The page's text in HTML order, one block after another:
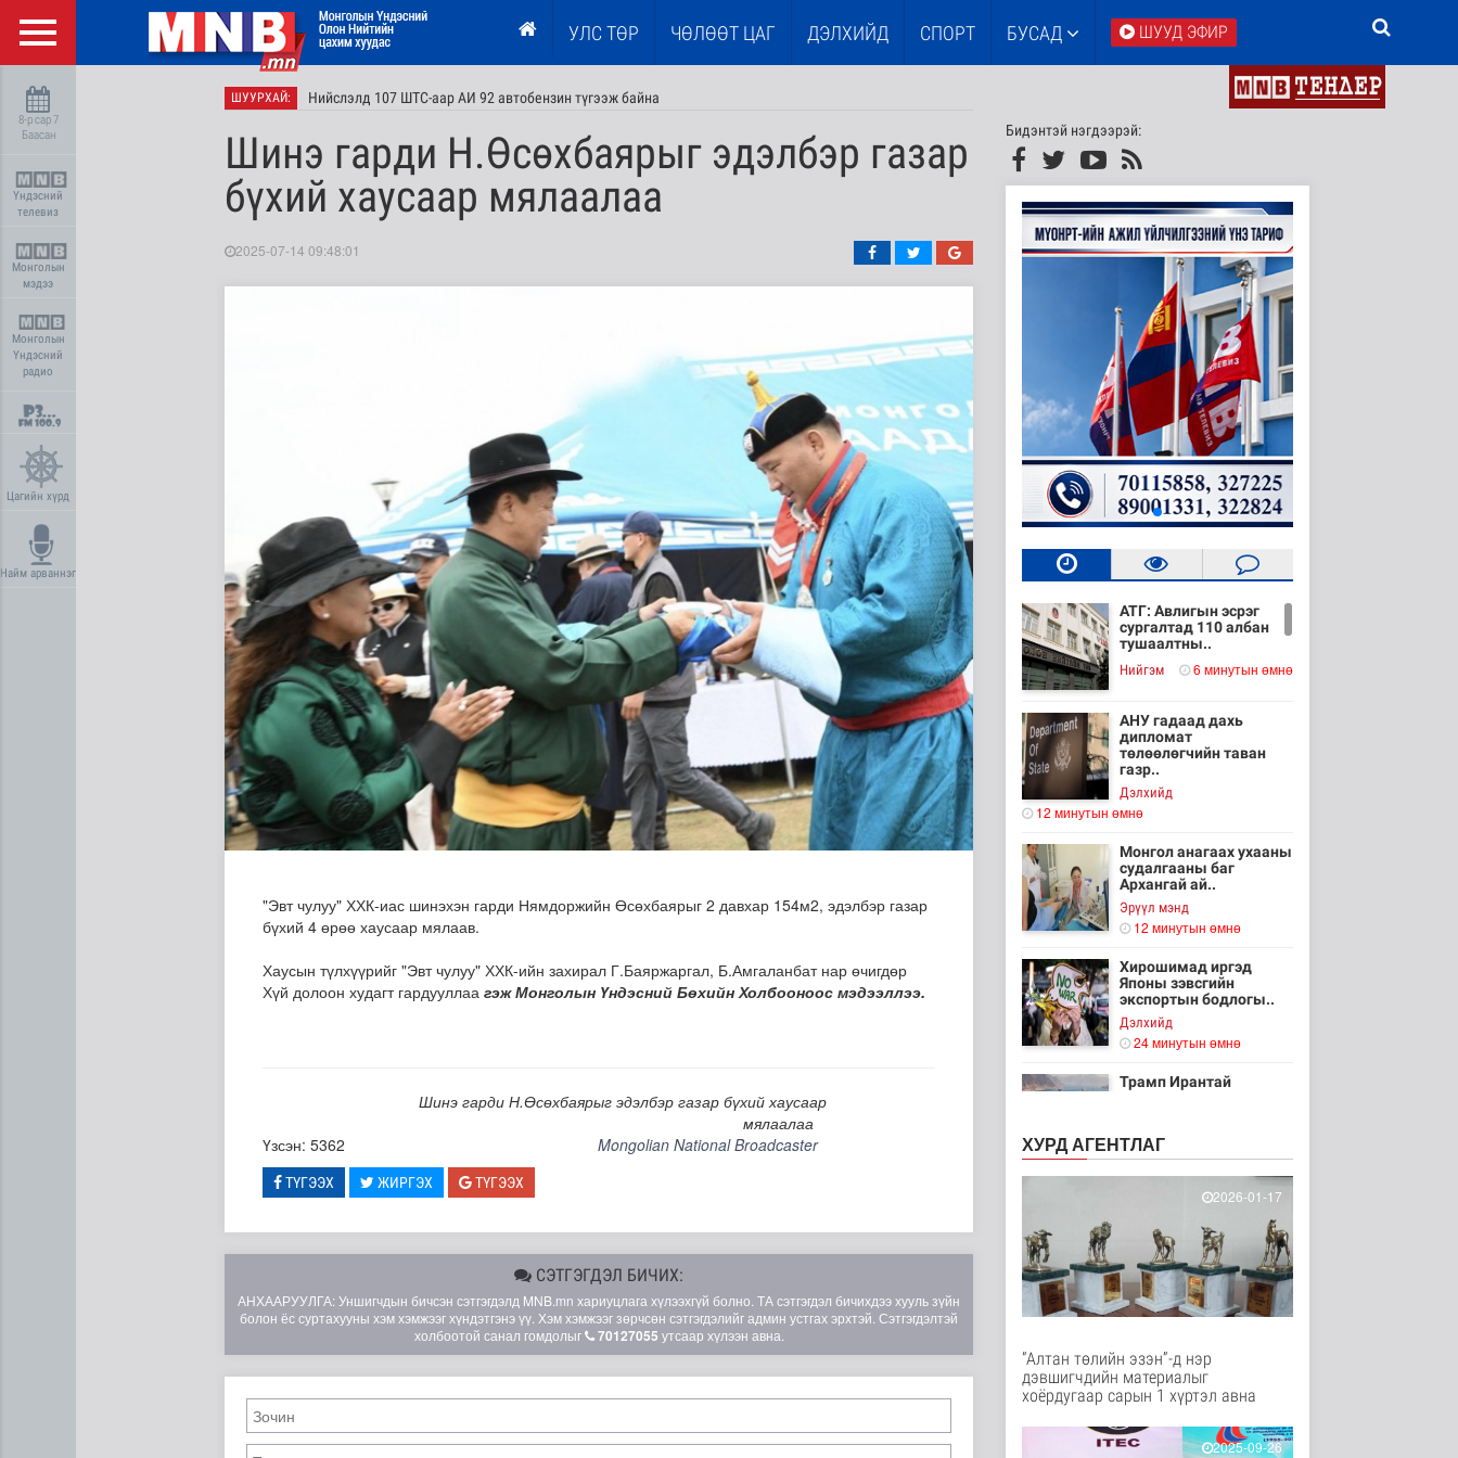
УЛС ТӨР ЧӨЛӨӨТ ЦАГ ДЭЛХИЙД СПОРТ БУСАД ШУУД ЭФИР
8-р сар 7
Баасан
Үндэсний
телевиз
Монголын
мэдээ
Монголын
Үндэсний
радио
Цагийн хүрд
Найм арваннэг
ШУУРХАЙ: Нийслэлд 107 ШТС-аар АИ 92 автобензин түгээж байна
Олон улсын туршлага судлах сургалт, дадлагад 14 алба хаагч хамрагдаж байна
Шинэ гарди Н.Өсөхбаярыг эдэлбэр газар
бүхий хаусаар мялаалаа
2025-07-14 09:48:01
"Эвт чулуу" ХХК-иас шинэхэн гарди Нямдоржийн Өсөхбаярыг 2 давхар 154м2, эдэлбэр газар
бүхий 4 өрөө хаусаар мялаав.
Хаусын түлхүүрийг "Эвт чулуу" ХХК-ийн захирал Г.Баяржаргал, Б.Амгаланбат нар өчигдөр
Хүй долоон худагт гардууллаа гэж Монголын Үндэсний Бөхийн Холбооноос мэдээллээ.
Шинэ гарди Н.Өсөхбаярыг эдэлбэр газар бүхий хаусаар
мялаалаа
Үзсэн: 5362
Mongolian National Broadcaster
ТҮГЭЭХ ЖИРГЭХ ТҮГЭЭХ
СЭТГЭГДЭЛ БИЧИХ:
АНХААРУУЛГА: Уншигчдын бичсэн сэтгэгдэлд MNB.mn хариуцлага хүлээхгүй болно. ТА сэтгэгдэл бичихдээ хууль зүйн
болон ёс суртахууны хэм хэмжээг хүндэтгэнэ үү. Хэм хэмжээг зөрчсөн сэтгэгдэлийг админ устгах эрхтэй. Сэтгэгдэлтэй
холбоотой санал гомдолыг
70127055 утсаар хүлээн авна.
Бидэнтэй нэгдээрэй:
АТГ: Авлигын эсрэг
сургалтад 110 албан
тушаалтны..
Нийгэм 6 минутын өмнө
АНУ гадаад дахь
дипломат
төлөөлөгчийн таван
газр..
Дэлхийд
12 минутын өмнө
Монгол анагаах ухааны
судалгааны баг
Архангай ай..
Эрүүл мэнд
12 минутын өмнө
Хирошимад иргэд
Японы зэвсгийн
экспортын бодлогы..
Дэлхийд
24 минутын өмнө
Трамп Ирантай
Дэлхийд
33 минутын өмнө
Европ даяар хэт халалт
Дэлхийд
41 минутын өмнө
Голууд үертэй байна
1 цаг 59 минутын өмнө
АИ 92 автобензин
түгээж байна
ХУРД АГЕНТЛАГ
2026-01-17
“Алтан төлийн эзэн”-д нэр
дэвшигчдийн материалыг
хоёрдугаар сарын 1 хүртэл авна
2025-09-26